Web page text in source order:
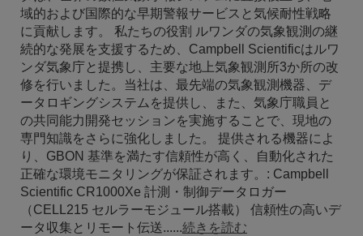
域的および国際的な早期警報サービスと気候耐性戦略
に貢献します。 私たちの役割 ルワンダの気象観測の継
続的な発展を支援するため、Campbell Scientificはルワ
ンダ気象庁と提携し、主要な地上気象観測所3か所の改
修を行いました。当社は、最先端の気象観測機器、デ
ータロギングシステムを提供し、また、気象庁職員と
の共同能力開発セッションを実施することで、現地の
専門知識をさらに強化しました。 提供される機器によ
り、GBON 基準を満たす信頼性が高く、自動化された
正確な環境モニタリングが保証されます。: Campbell
Scientific CR1000Xe 計測・制御データロガー
（CELL215 セルラーモジュール搭載） 信頼性の高いデ
ータ収集とリモート伝送......続きを読む